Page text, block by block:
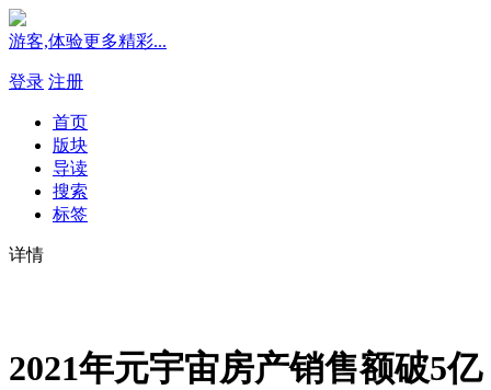
游客,体验更多精彩...
登录 注册
首页
版块
导读
搜索
标签
详情
2021年元宇宙房产销售额破5亿